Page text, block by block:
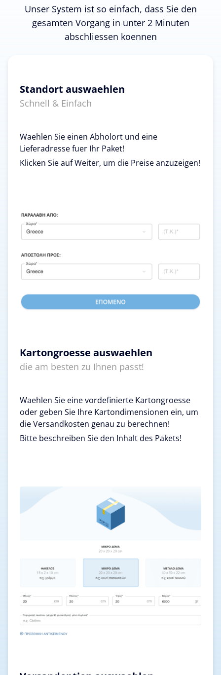
Unser System ist so einfach, dass Sie den
gesamten Vorgang in unter 2 Minuten
abschliessen koennen
Standort auswaehlen
Schnell & Einfach
Waehlen Sie einen Abholort und eine
Lieferadresse fuer Ihr Paket!
Klicken Sie auf Weiter, um die Preise anzuzeigen!
Kartongroesse auswaehlen
die am besten zu Ihnen passt!
Waehlen Sie eine vordefinierte Kartongroesse
oder geben Sie Ihre Kartondimensionen ein, um
die Versandkosten genau zu berechnen!
Bitte beschreiben Sie den Inhalt des Pakets!